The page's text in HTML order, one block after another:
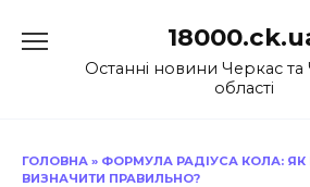
до
Останні новини Черкас та
області
ГОЛОВНА » ФОРМУЛА РАДІУСА КОЛА: ЯК
ВИЗНАЧИТИ ПРАВИЛЬНО?